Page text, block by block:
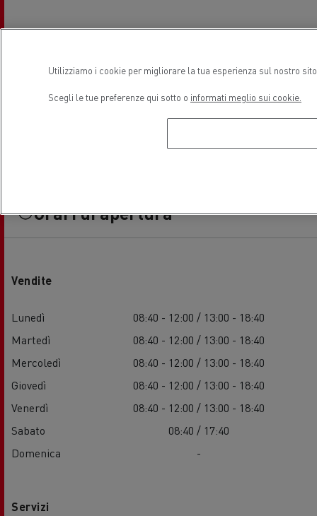
Orari di apertura
Vendite
Lunedì
08:40 - 12:00 / 13:00 - 18:40
Martedì
08:40 - 12:00 / 13:00 - 18:40
Mercoledì
08:40 - 12:00 / 13:00 - 18:40
Giovedì
08:40 - 12:00 / 13:00 - 18:40
Venerdì
08:40 - 12:00 / 13:00 - 18:40
Sabato
08:40 / 17:40
Domenica
-
Servizi
Utilizziamo i cookie per migliorare la tua esperienza sul nostro
Scegli le tue preferenze qui sotto o informati meglio sui cookie.